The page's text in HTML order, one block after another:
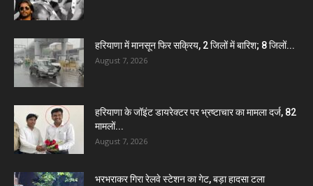
हरियाणा में मानसून फिर सक्रिय, 2 जिलों में बारिश; 8 जिलों...
August 7, 2026
हरियाणा के जॉइंट डायरेक्टर पर भ्रष्टाचार का मामला दर्ज, 82
मामलों...
August 7, 2026
भरभराकर गिरा रेलवे स्टेशन का गेट, बड़ा हादसा टला